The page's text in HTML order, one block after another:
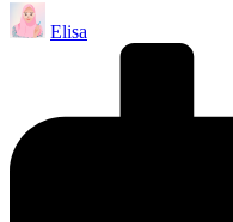
Posted
by
Elisa